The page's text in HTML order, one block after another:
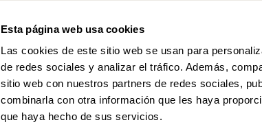
Esta página web usa cookies
Las cookies de este sitio web se usan para
de redes sociales y analizar el tráfico. Además,
sitio web con nuestros partners de redes sociales,
combinarla con otra información que les haya
que haya hecho de sus servicios.